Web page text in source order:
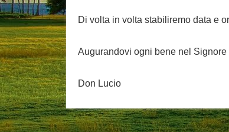
Di volta in volta stabiliremo data e
Augurandovi ogni bene nel Signore
Don Lucio